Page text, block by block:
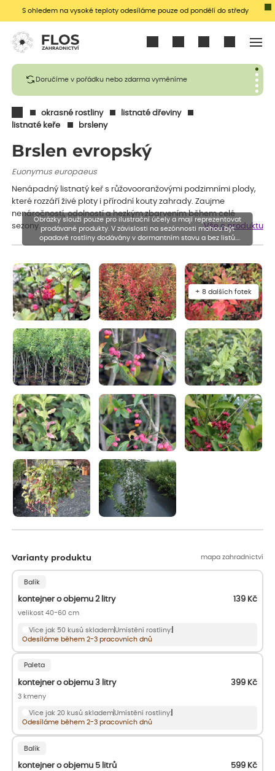
S ohledem na vysoké teploty odesíláme pouze od pondělí do středy
Doručíme v pořádku nebo zdarma vyměníme
okrasné rostliny
listnaté dřeviny
listnaté keře
brsleny
Brslen evropský
Euonymus europaeus
Nenápadný listnatý keř s růžovooranžovými podzimními plody,
které rozzáří živé ploty i přírodní kouty zahrady. Zaujme
nenáročností, odolností a hezkým zbarvením během celé
sezony.
Vše o produktu
Varianty produktu mapa zahradnictví
Balík
kontejner o objemu 2 litry 139 Kč
velikost 40-60 cm
Více jak 50 kusů sklademUmístění rostliny:
Odesíláme během 2-3 pracovních dnů
Paleta
kontejner o objemu 3 litry 399 Kč
3 kmeny
Více jak 20 kusů sklademUmístění rostliny:
Odesíláme během 2-3 pracovních dnů
Balík
kontejner o objemu 5 litrů 599 Kč
Obrázky slouží pouze pro ilustrační účely a mají reprezentovat
prodávané produkty. V závislosti na sezónnosti mohou být
opadavé rostliny dodávány v dormantním stavu a bez listů.
Rostliny mohou být také sestřiženy níže, než je uvedená výška,
+ 8 dalších fotek